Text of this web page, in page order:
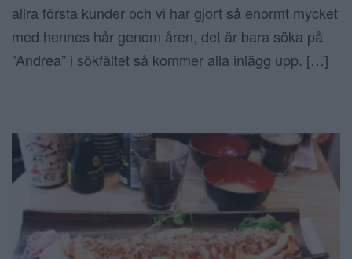
allra första kunder och vi har gjort så enormt mycket
med hennes hår genom åren, det är bara söka på
”Andrea” i sökfältet så kommer alla inlägg upp. […]